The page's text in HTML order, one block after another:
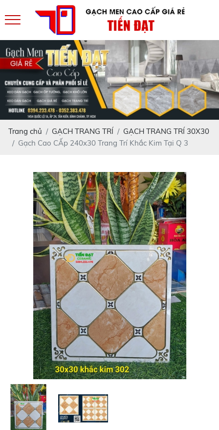
Trang chủ GẠCH TRANG TRÍ
GẠCH TRANG TRÍ 30X30
Gạch Cao CẤp 240x30 Trang Trí Khắc Kim Tại Q 3